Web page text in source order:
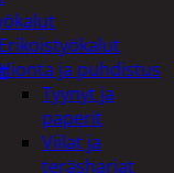
Erikoistyökalut
ja puhdistus
Tyynyt ja
paperit
Viilat ja
teräsharjat